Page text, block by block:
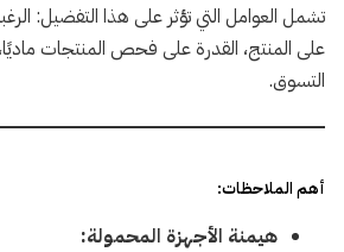
تشمل العوامل التي تؤثر على هذا التفضيل:
على المنتج، القدرة على فحص المنتجات ماديًا،
التسوق.
أهم الملاحظات:
هيمنة الأجهزة المحمولة: